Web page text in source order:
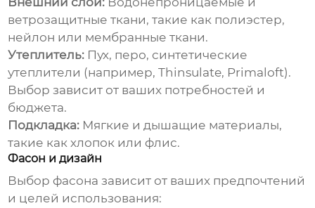
ветрозащитные ткани, такие как полиэстер,
нейлон или мембранные ткани.
Утеплитель: Пух, перо, синтетические
утеплители (например, Thinsulate, Primaloft).
Выбор зависит от ваших потребностей и
бюджета.
Подкладка: Мягкие и дышащие материалы,
такие как хлопок или флис.
Фасон и дизайн
Выбор фасона зависит от ваших предпочтений
и целей использования: